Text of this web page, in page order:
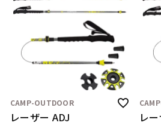
CAMP-OUTDOOR
レーザー ADJ レ